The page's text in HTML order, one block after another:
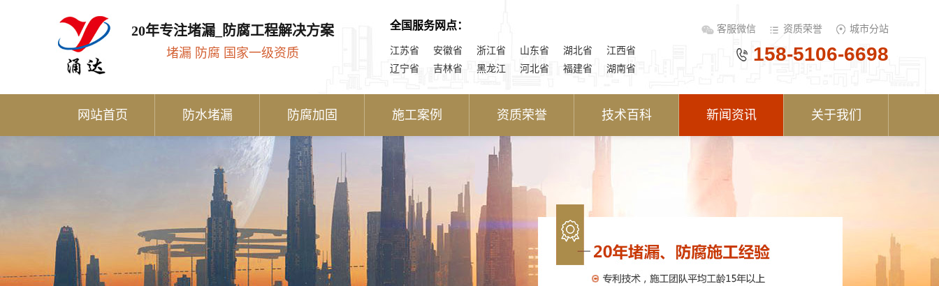
20年专注堵漏_防腐工程解决方案
堵漏 防腐 国家一级资质
全国服务网点：
江苏省 安徽省 浙江省 山东省 湖北省
江西省
辽宁省
吉林省 黑龙江 河北省 福建省 湖南省
客服微信 资质荣誉 城市分站
158-5106-6698
网站首页 防水堵漏 防腐加固 施工案例 资质荣誉 技术百科 新闻资讯 关于我们